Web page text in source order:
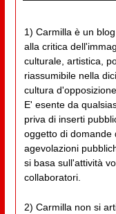
1) Carmilla è un
alla critica
culturale, artistica,
riassumibile nella
cultura
E' esente da
priva di inserti
oggetto di domande
agevolazioni
si basa sull'attività
collaboratori.
2) Carmilla non si